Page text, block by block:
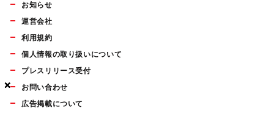
×
×
×
お知らせ
運営会社
利用規約
個人情報の取り扱いについて
プレスリリース受付
お問い合わせ
広告掲載について